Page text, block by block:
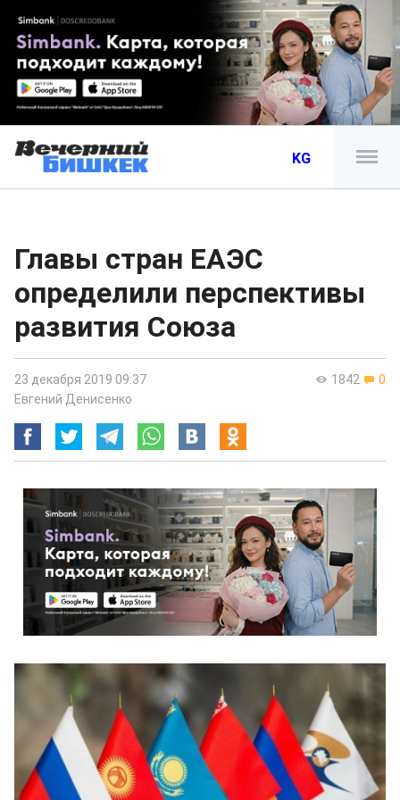
KG
Главы стран ЕАЭС
определили перспективы
развития Союза
1842 0
23 декабря 2019 09:37
Евгений Денисенко